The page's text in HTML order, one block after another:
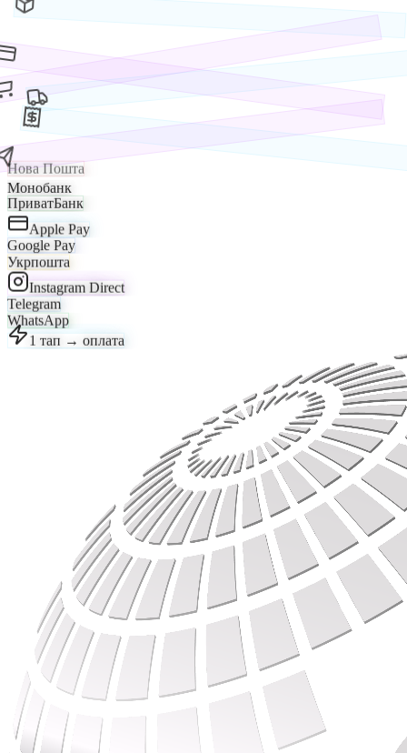
Нова Пошта
Монобанк
ПриватБанк
Apple Pay
Google Pay
Укрпошта
Instagram Direct
Telegram
WhatsApp
1 тап → оплата